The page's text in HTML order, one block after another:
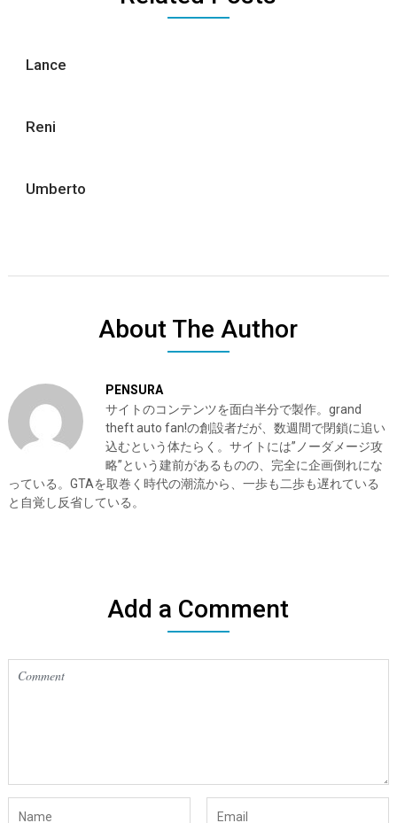
Lance
Reni
Umberto
About The Author
PENSURA
サイトのコンテンツを面白半分で製作。grand
theft auto fan!の創設者だが、数週間で閉鎖に追い
込むという体たらく。サイトには”ノーダメージ攻
略”という建前があるものの、完全に企画倒れにな
っている。GTAを取巻く時代の潮流から、一歩も二歩も遅れている
と自覚し反省している。
Add a Comment